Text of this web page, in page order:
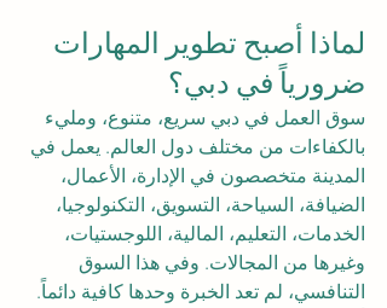
لماذا أصبح تطوير المهارات
ضرورياً في دبي؟
سوق العمل في دبي سريع، متنوع، ومليء
بالكفاءات من مختلف دول العالم. يعمل في
المدينة متخصصون في الإدارة، الأعمال،
الضيافة، السياحة، التسويق، التكنولوجيا،
الخدمات، التعليم، المالية، اللوجستيات،
وغيرها من المجالات. وفي هذا السوق
التنافسي، لم تعد الخبرة وحدها كافية دائماً.